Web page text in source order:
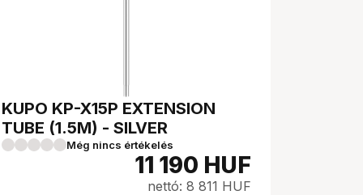
KUPO KP-X15P EXTENSION
TUBE (1.5M) - SILVER
Még nincs értékelés
11 190 HUF
nettó: 8 811 HUF